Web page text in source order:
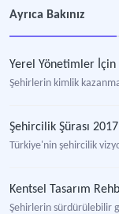
Ayrıca Bakınız
Yerel Yönetimler İçin
Şehirlerin kimlik
Şehircilik Şürası 2017
Türkiye'nin şehircilik
Kentsel Tasarım
Şehirlerin sürdürülebilir